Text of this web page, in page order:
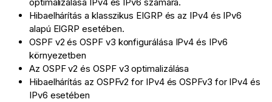
Hibaelhárítás a klasszikus EIGRP és az IPv4 és IPv6
alapú EIGRP esetében.
OSPF v2 és OSPF v3 konfigurálása IPv4 és IPv6
környezetben
Az OSPF v2 és OSPF v3 optimalizálása
Hibaelhárítás az OSPFv2 for IPv4 és OSPFv3 for IPv4 és
IPv6 esetében